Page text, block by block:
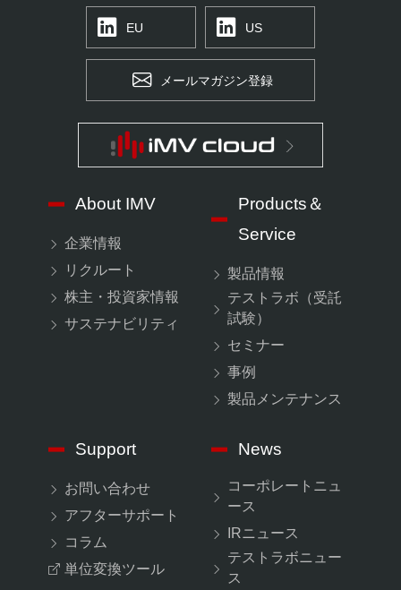
EU US
メールマガジン登録
About IMV
企業情報
リクルート
株主・投資家情報
サステナビリティ
Products＆
Service
製品情報
テストラボ（受託
試験）
セミナー
事例
製品メンテナンス
Support
お問い合わせ
アフターサポート
コラム
単位変換ツール
News
コーポレートニュ
ース
IRニュース
テストラボニュー
ス